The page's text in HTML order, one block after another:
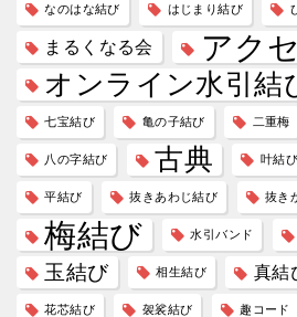
シ
ョ
ン
なのはな結び はじまり結び
まるくなる会 アク
オンライン水引結
七宝結び 亀の子結び 二重梅
八の字結び 古典 叶結び
平結び 抜きあわじ結び 抜き
梅結び 水引バンド
玉結び
相生結び 真結
花芯結び 袈裟結び 趣コード